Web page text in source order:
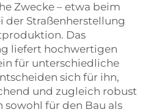
Zwecke – etwa beim
der Straßenherstellung
Das
liefert hochwertigen
für unterschiedliche
sich für ihn,
und zugleich robust
sowohl für den Bau als